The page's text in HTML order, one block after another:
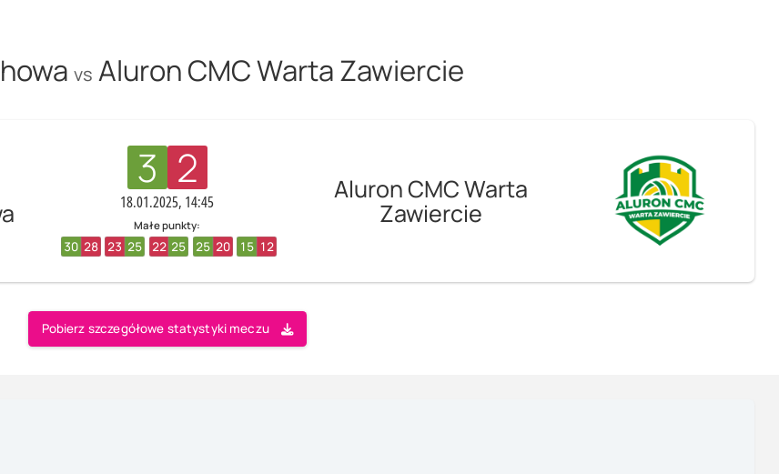
vs Aluron CMC Warta Zawiercie
3 2
18.01.2025, 14:45
Małe punkty:
30 28 23 25 22 25 25 20 15 12
Aluron CMC Warta
Zawiercie
Pobierz szczegółowe statystyki meczu